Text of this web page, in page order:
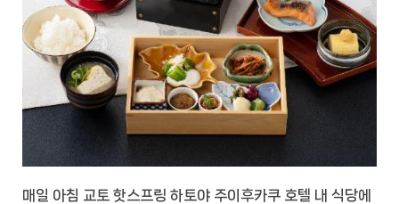
매일 아침 교토 핫스프링 하토야 주이후카쿠 호텔 내 식당에